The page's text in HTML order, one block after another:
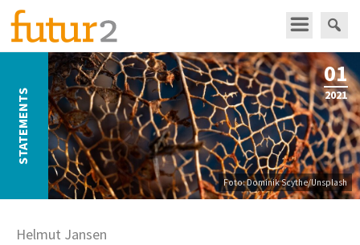
01
2021
Foto:Dominik Scythe/Unsplash
STATEMENTS
Helmut Jansen